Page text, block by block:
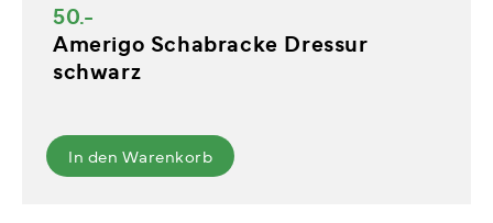
50.-
Amerigo Schabracke Dressur
schwarz
In den Warenkorb